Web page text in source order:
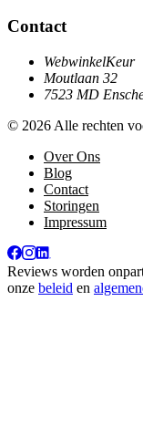
Contact
WebwinkelKeur
Moutlaan 32
7523 MD
© 2026 Alle rechten
Over Ons
Blog
Contact
Storingen
Impressum
Reviews worden
onze beleid en